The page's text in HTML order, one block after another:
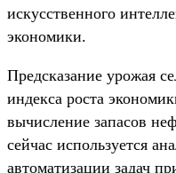
искусственного
экономики.
Предсказание урожая
индекса роста
вычисление запасов
сейчас используется
автоматизации задач